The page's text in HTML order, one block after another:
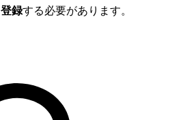
登録する必要があります。